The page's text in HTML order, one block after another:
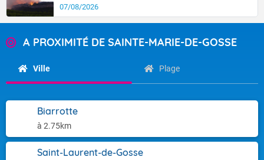
07/08/2026
A PROXIMITÉ DE SAINTE-MARIE-DE-GOSSE
Ville Plage
Biarrotte
à 2.75km
Saint-Laurent-de-Gosse